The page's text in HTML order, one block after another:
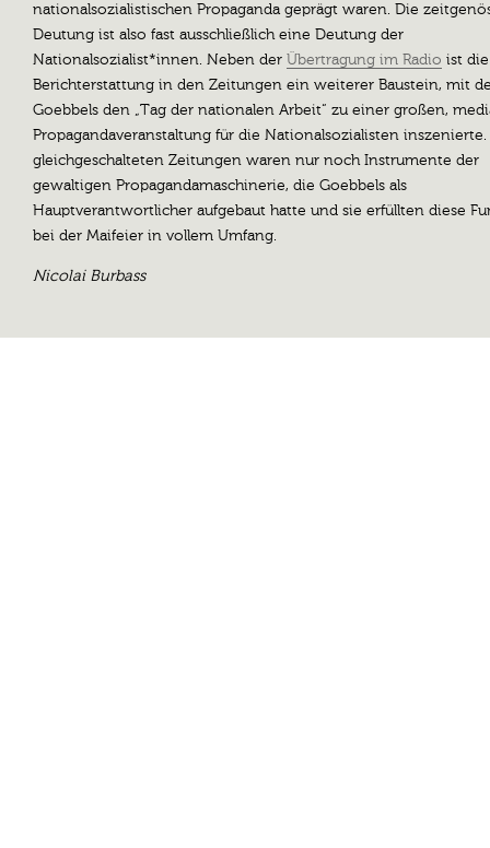
nationalsozialistischen Propaganda geprägt waren. Die
Deutung ist also fast ausschließlich eine Deutung der
Nationalsozialist*innen. Neben der Übertragung im Radio ist die
Berichterstattung in den Zeitungen ein weiterer Baustein, mit
Goebbels den „Tag der nationalen Arbeit“ zu einer großen,
Propagandaveranstaltung für die Nationalsozialisten inszenierte.
gleichgeschalteten Zeitungen waren nur noch Instrumente der
gewaltigen Propagandamaschinerie, die Goebbels als
Hauptverantwortlicher aufgebaut hatte und sie erfüllten diese
bei der Maifeier in vollem Umfang.
Nicolai Burbass